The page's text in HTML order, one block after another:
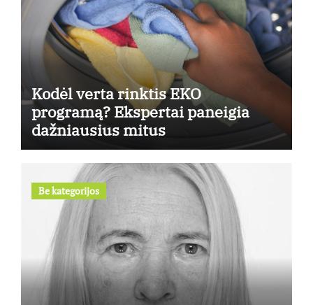
Kodėl verta rinktis EKO
programą? Ekspertai paneigia
dažniausius mitus
Be kategorijos